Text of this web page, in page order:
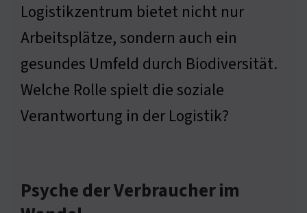
Logistikzentrum bietet nicht nur
Arbeitsplätze, sondern auch ein
gesundes Umfeld durch Biodiversität.
Welche Rolle spielt die soziale
Verantwortung in der Logistik?
Psyche der Verbraucher im